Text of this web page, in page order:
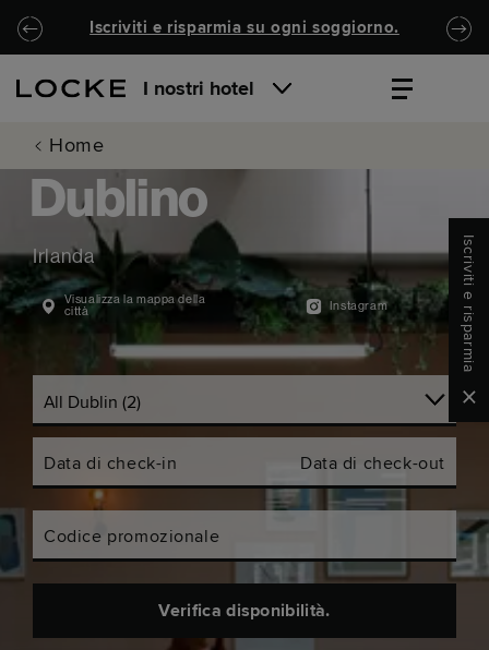
Passa al contenuto principale
Locke.Header.SkipToNav
Iscriviti e risparmia su ogni soggiorno.
I nostri hotel
Home
Dublino
Irlanda
Visualizza la mappa della
città
Instagram
Data di check-in Data di check-out
Codice promozionale
Verifica disponibilità.
Iscriviti e risparmia